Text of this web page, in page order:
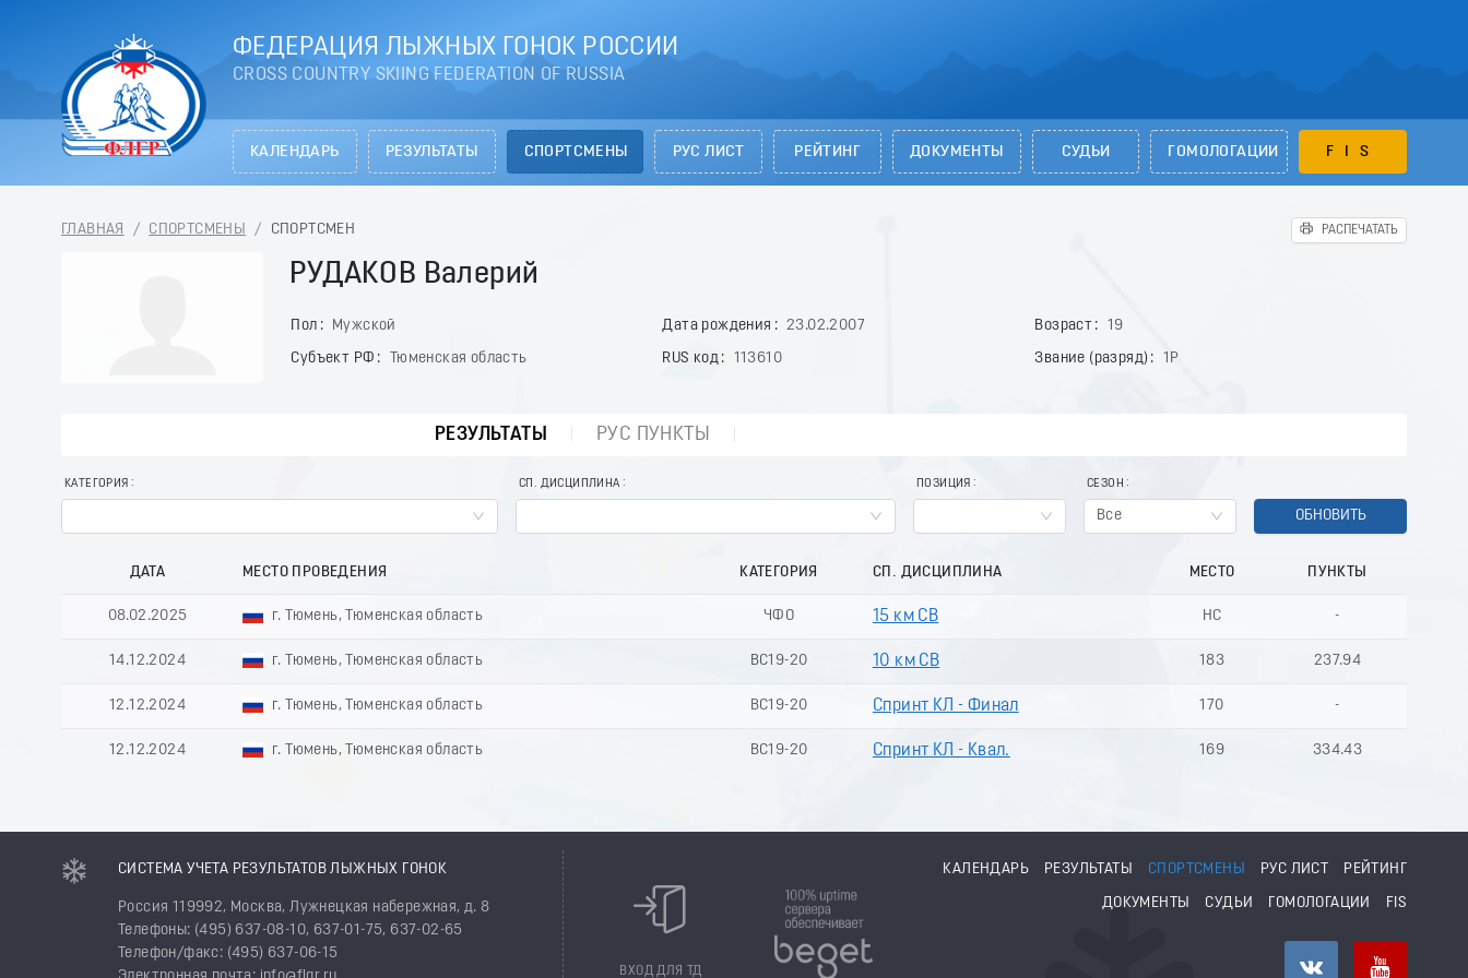
ФЕДЕРАЦИЯ ЛЫЖНЫХ ГОНОК РОССИИ
CROSS COUNTRY SKIING FEDERATION OF RUSSIA
КАЛЕНДАРЬ РЕЗУЛЬТАТЫ СПОРТСМЕНЫ РУС ЛИСТ РЕЙТИНГ ДОКУМЕНТЫ СУДЬИ ГОМОЛОГАЦИИ FIS
ГЛАВНАЯ / СПОРТСМЕНЫ / СПОРТСМЕН РАСПЕЧАТАТЬ
РУДАКОВ Валерий
Пол Мужской Дата рождения 23.02.2007 Возраст
19
Субъект РФ
Тюменская область RUS код 113610 Звание (разряд) 1Р
РЕЗУЛЬТАТЫ РУС ПУНКТЫ
КАТЕГОРИЯ СП. ДИСЦИПЛИНА ПОЗИЦИЯ СЕЗОН
Все ОБНОВИТЬ
ДАТА МЕСТО ПРОВЕДЕНИЯ КАТЕГОРИЯ СП. ДИСЦИПЛИНА МЕСТО ПУНКТЫ
08.02.2025 г. Тюмень, Тюменская область ЧФО 15 км СВ НС -
14.12.2024 г. Тюмень, Тюменская область ВС19-20 10 км СВ 183 237.94
12.12.2024 г. Тюмень, Тюменская область ВС19-20 Спринт КЛ - Финал 170 -
12.12.2024 г. Тюмень, Тюменская область ВС19-20 Спринт КЛ - Квал. 169 334.43
СИСТЕМА УЧЕТА РЕЗУЛЬТАТОВ ЛЫЖНЫХ ГОНОК
Россия 119992, Москва, Лужнецкая набережная, д. 8
Телефоны: (495) 637-08-10, 637-01-75, 637-02-65
Телефон/факс: (495) 637-06-15
ВХОД ДЛЯ ТД
КАЛЕНДАРЬ РЕЗУЛЬТАТЫ СПОРТСМЕНЫ РУС ЛИСТ РЕЙТИНГ
ДОКУМЕНТЫ СУДЬИ ГОМОЛОГАЦИИ FIS